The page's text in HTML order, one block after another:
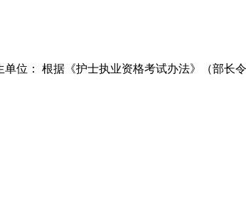
位： 根据《护士执业资格考试办法》（部长